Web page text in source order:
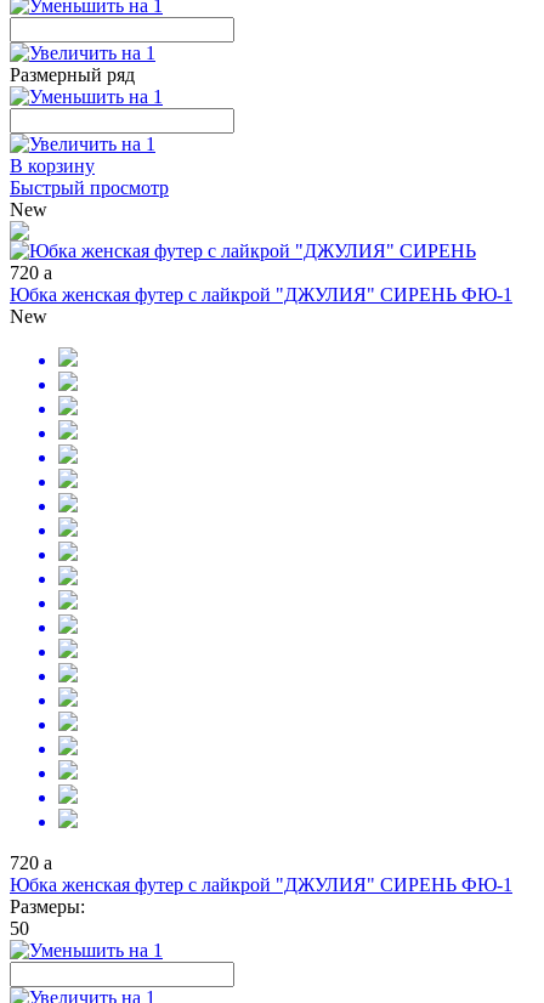
Размерный ряд
В корзину
Быстрый просмотр
New
720 a
Юбка женская футер с лайкрой "ДЖУЛИЯ" СИРЕНЬ ФЮ-1
New
720 a
Юбка женская футер с лайкрой "ДЖУЛИЯ" СИРЕНЬ ФЮ-1
Размеры:
50